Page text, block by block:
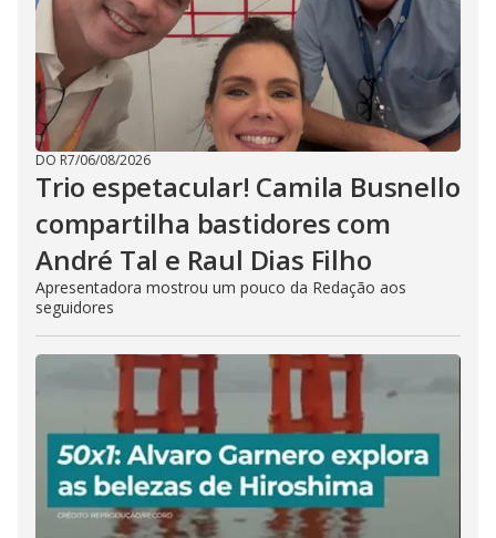
DO R7/06/08/2026
Trio espetacular! Camila Busnello
compartilha bastidores com
André Tal e Raul Dias Filho
Apresentadora mostrou um pouco da Redação aos
seguidores